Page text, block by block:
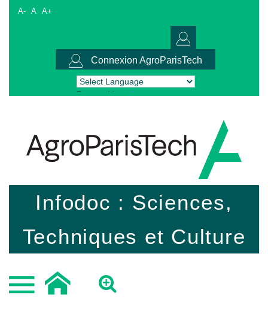
A- A A+
Connexion AgroParisTech
Powered by Translate
Infodoc : Sciences,
Techniques et Culture